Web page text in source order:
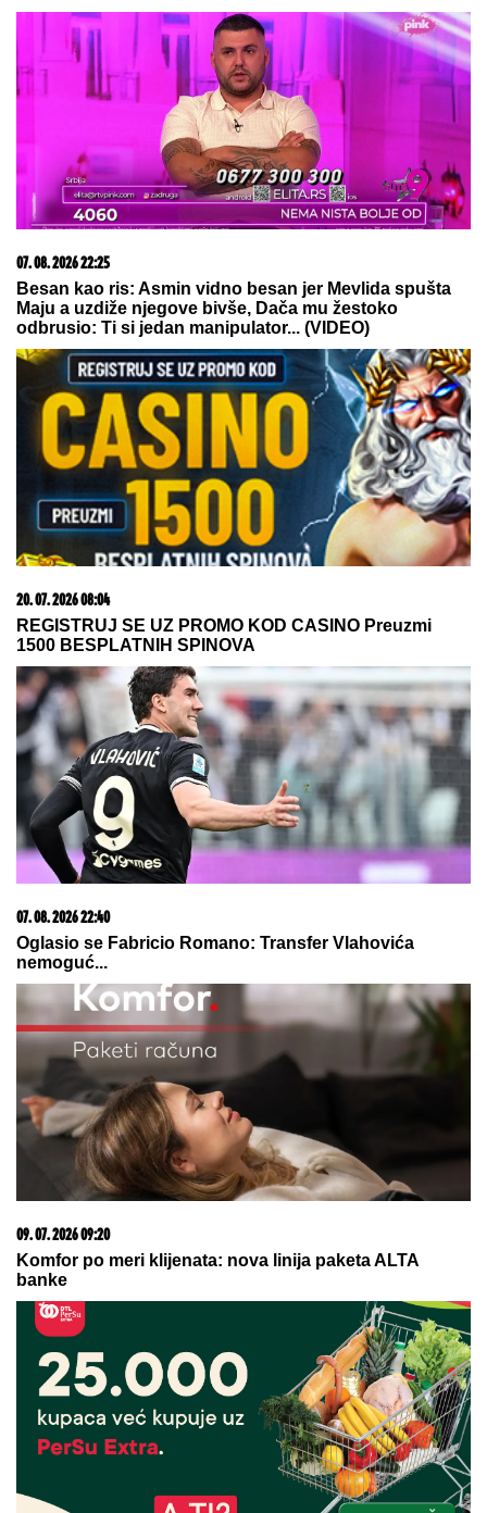
07. 08. 2026 22:25
Besan kao ris: Asmin vidno besan jer Mevlida spušta
Maju a uzdiže njegove bivše, Dača mu žestoko
odbrusio: Ti si jedan manipulator... (VIDEO)
20. 07. 2026 08:04
REGISTRUJ SE UZ PROMO KOD CASINO Preuzmi
1500 BESPLATNIH SPINOVA
07. 08. 2026 22:40
Oglasio se Fabricio Romano: Transfer Vlahovića
nemoguć...
09. 07. 2026 09:20
Komfor po meri klijenata: nova linija paketa ALTA
banke